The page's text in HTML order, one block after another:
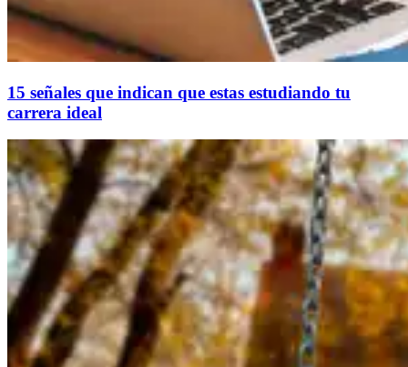
15 señales que indican que estas estudiando tu
carrera ideal